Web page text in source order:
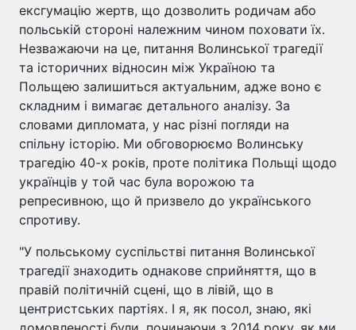
ексгумацію жертв, що дозволить родичам або
польській стороні належним чином поховати їх.
Незважаючи на це, питання Волинської трагедії
та історичних відносин між Україною та
Польщею залишиться актуальним, адже воно є
складним і вимагає детального аналізу. За
словами дипломата, у нас різні погляди на
спільну історію. Ми обговорюємо Волинську
трагедію 40-х років, проте політика Польщі щодо
українців у той час була ворожою та
репресивною, що й призвело до українського
спротиву.
"У польському суспільстві питання Волинської
трагедії знаходить однакове сприйняття, що в
правій політичній сцені, що в лівій, що в
центристських партіях. І я, як посол, знаю, які